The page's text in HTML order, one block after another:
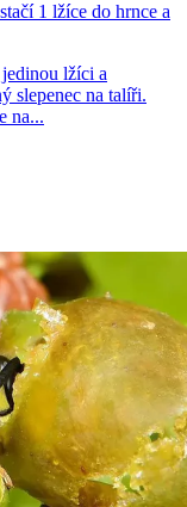
1 lžíce do hrnce a
lžíci a
slepenec na talíři.
na...